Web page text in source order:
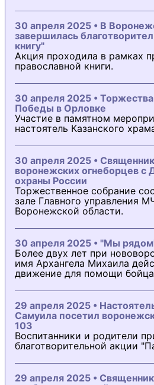
30 апреля 2025 • В
завершилась
книгу"
Акция проходила в рамках
православной книги.
30 апреля 2025 •
Победы в Орловке
Участие в памятном
настоятель Казанского
30 апреля 2025 •
воронежских огнеборцев с
охраны России
Торжественное собрание
зале Главного управления
Воронежской области.
30 апреля 2025 • "Мы
Более двух лет при
имя Архангела Михаила
движение для помощи
29 апреля 2025 •
Самуила посетил
103
Воспитанники и родители
благотворительной акции
29 апреля 2025 •